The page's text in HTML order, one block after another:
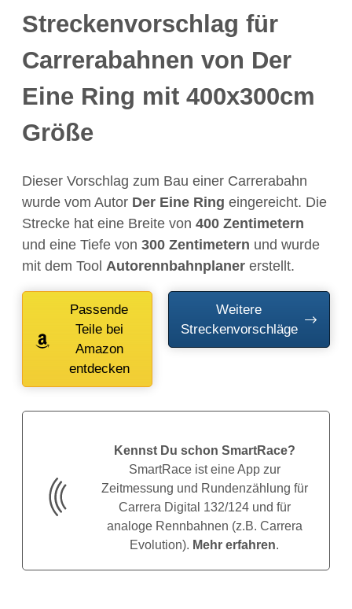
Streckenvorschlag für
Carrerabahnen von Der
Eine Ring mit 400x300cm
Größe
Dieser Vorschlag zum Bau einer Carrerabahn
wurde vom Autor Der Eine Ring eingereicht. Die
Strecke hat eine Breite von 400 Zentimetern
und eine Tiefe von 300 Zentimetern und wurde
mit dem Tool Autorennbahnplaner erstellt.
Passende
Teile bei
Amazon
entdecken
Weitere
Streckenvorschläge
Kennst Du schon SmartRace?
SmartRace ist eine App zur
Zeitmessung und Rundenzählung für
Carrera Digital 132/124 und für
analoge Rennbahnen (z.B. Carrera
Evolution). Mehr erfahren.